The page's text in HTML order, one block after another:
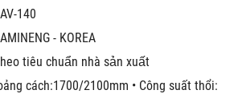
140
- KOREA
tiêu chuẩn nhà sản xuất
cách:1700/2100mm • Công suất thổi: